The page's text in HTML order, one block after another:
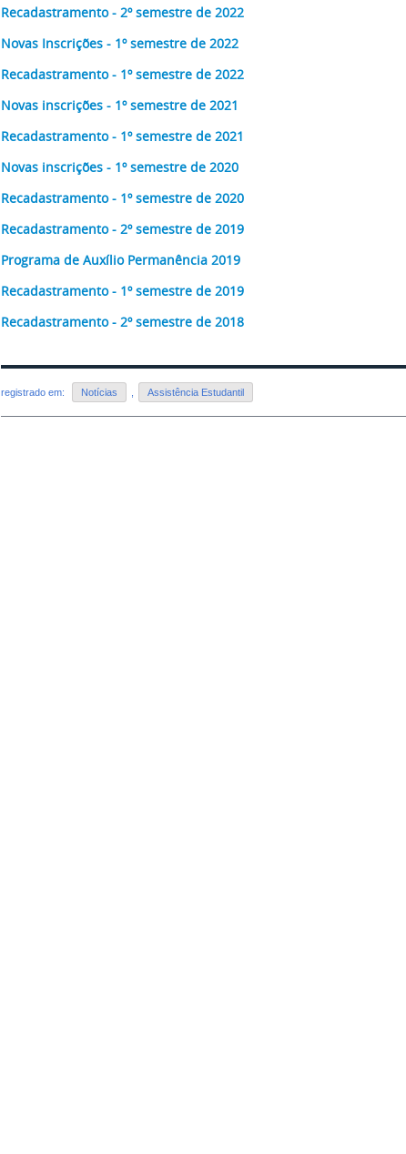
Recadastramento - 2º semestre de 2022
Novas Inscrições - 1º semestre de 2022
Recadastramento - 1º semestre de 2022
Novas inscrições - 1º semestre de 2021
Recadastramento - 1º semestre de 2021
Novas inscrições - 1º semestre de 2020
Recadastramento - 1º semestre de 2020
Recadastramento - 2º semestre de 2019
Programa de Auxílio Permanência 2019
Recadastramento - 1º semestre de 2019
Recadastramento - 2º semestre de 2018
registrado em: Notícias Assistência Estudantil